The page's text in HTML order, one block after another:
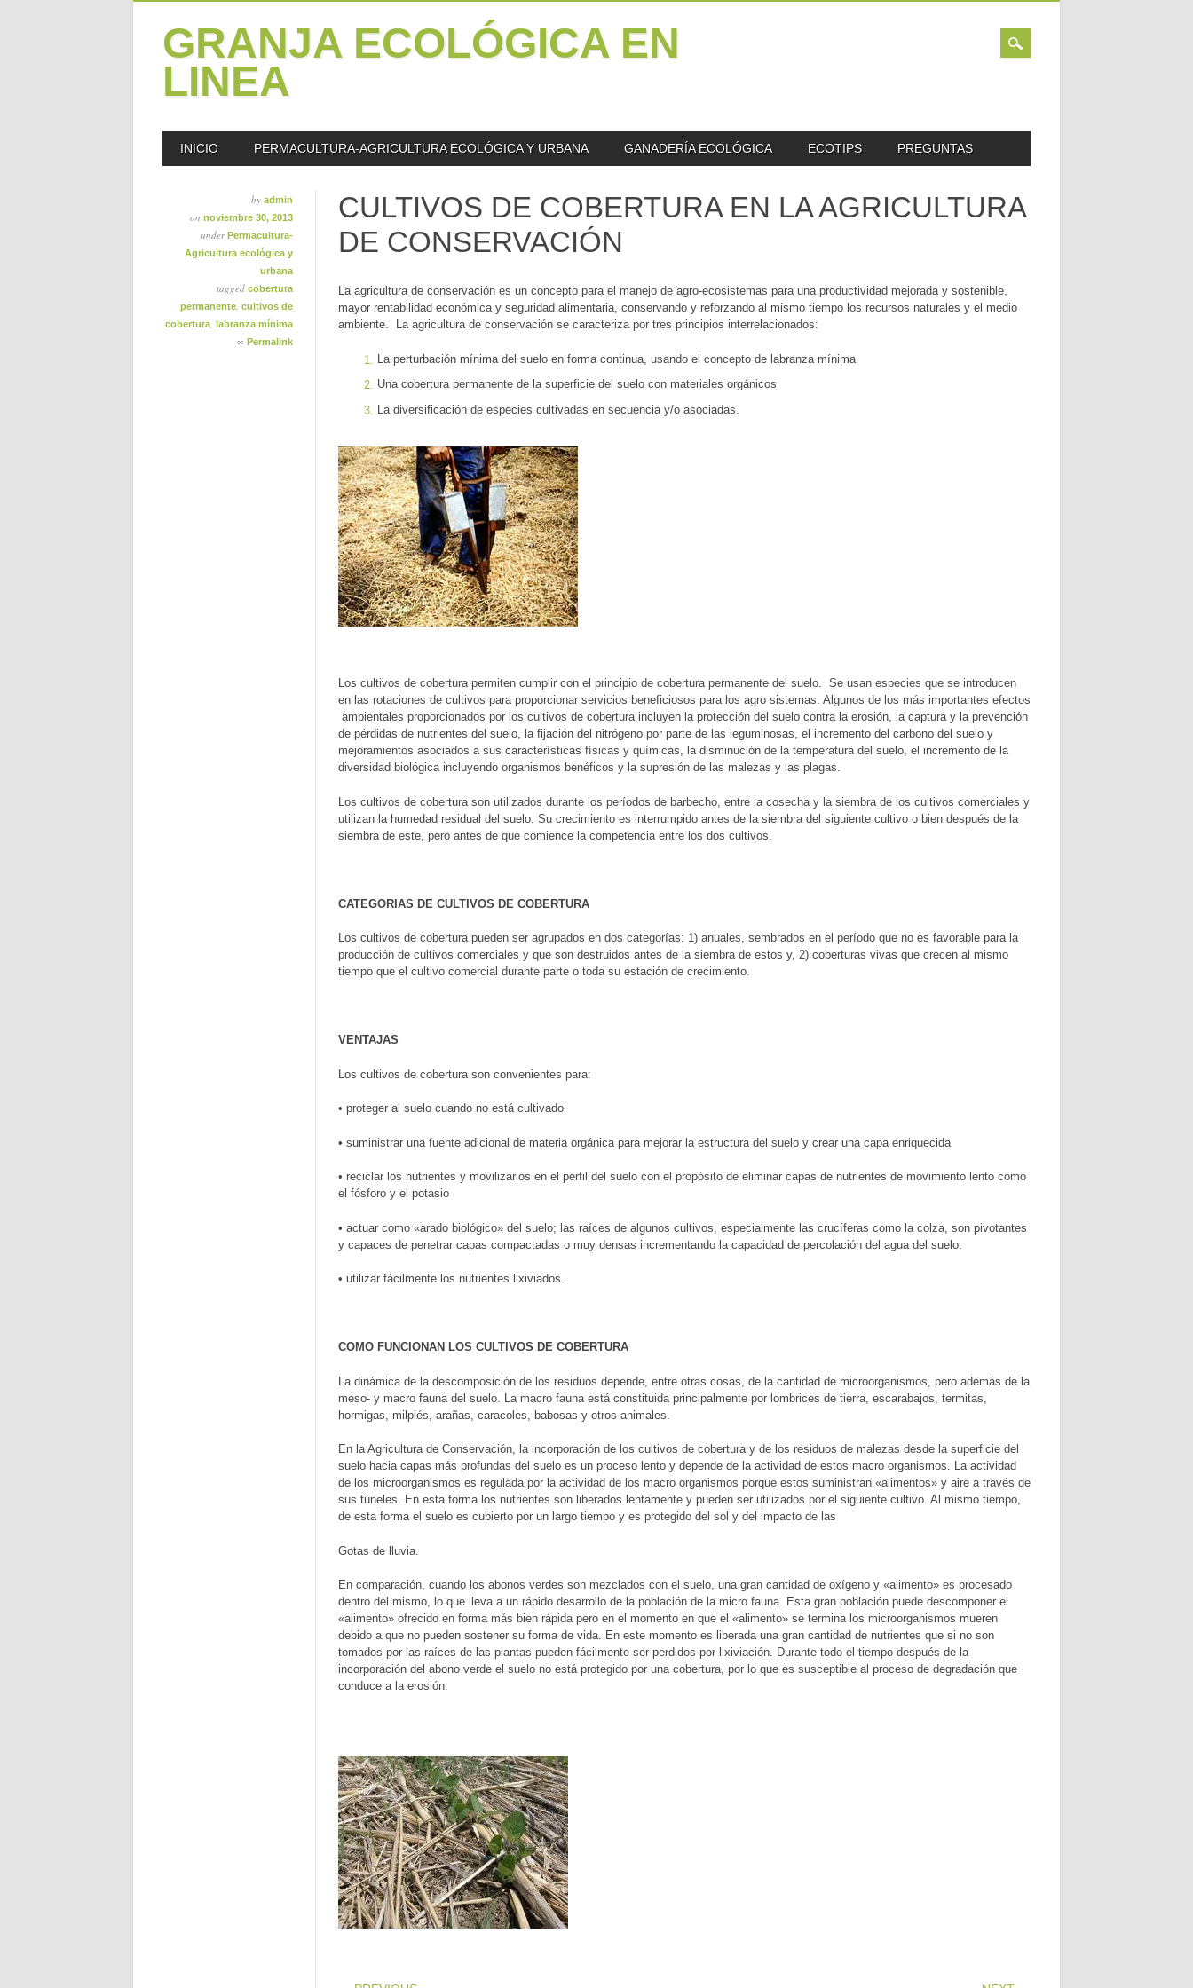
GRANJA ECOLÓGICA EN
LINEA
MAIN MENU
INICIO PERMACULTURA-AGRICULTURA ECOLÓGICA Y URBANA GANADERÍA ECOLÓGICA ECOTIPS PREGUNTAS
by admin
on noviembre 30, 2013
underPermacultura-
Agricultura ecológica y
urbana
tagged cobertura
permanente, cultivos de
cobertura, labranza mínima
∞ Permalink
CULTIVOS DE COBERTURA EN LA AGRICULTURA
DE CONSERVACIÓN
La agricultura de conservación es un concepto para el manejo de agro-ecosistemas para una productividad mejorada y sostenible,
mayor rentabilidad económica y seguridad alimentaria, conservando y reforzando al mismo tiempo los recursos naturales y el medio
ambiente. La agricultura de conservación se caracteriza por tres principios interrelacionados:
La perturbación mínima del suelo en forma continua, usando el concepto de labranza mínima
Una cobertura permanente de la superficie del suelo con materiales orgánicos
La diversificación de especies cultivadas en secuencia y/o asociadas.
Los cultivos de cobertura permiten cumplir con el principio de cobertura permanente del suelo. Se usan especies que se introducen
en las rotaciones de cultivos para proporcionar servicios beneficiosos para los agro sistemas. Algunos de los más importantes efectos
ambientales proporcionados por los cultivos de cobertura incluyen la protección del suelo contra la erosión, la captura y la prevención
de pérdidas de nutrientes del suelo, la fijación del nitrógeno por parte de las leguminosas, el incremento del carbono del suelo y
mejoramientos asociados a sus características físicas y químicas, la disminución de la temperatura del suelo, el incremento de la
diversidad biológica incluyendo organismos benéficos y la supresión de las malezas y las plagas.
Los cultivos de cobertura son utilizados durante los períodos de barbecho, entre la cosecha y la siembra de los cultivos comerciales y
utilizan la humedad residual del suelo. Su crecimiento es interrumpido antes de la siembra del siguiente cultivo o bien después de la
siembra de este, pero antes de que comience la competencia entre los dos cultivos.
CATEGORIAS DE CULTIVOS DE COBERTURA
Los cultivos de cobertura pueden ser agrupados en dos categorías: 1) anuales, sembrados en el período que no es favorable para la
producción de cultivos comerciales y que son destruidos antes de la siembra de estos y, 2) coberturas vivas que crecen al mismo
tiempo que el cultivo comercial durante parte o toda su estación de crecimiento.
VENTAJAS
Los cultivos de cobertura son convenientes para:
• proteger al suelo cuando no está cultivado
• suministrar una fuente adicional de materia orgánica para mejorar la estructura del suelo y crear una capa enriquecida
• reciclar los nutrientes y movilizarlos en el perfil del suelo con el propósito de eliminar capas de nutrientes de movimiento lento como
el fósforo y el potasio
• actuar como «arado biológico» del suelo; las raíces de algunos cultivos, especialmente las crucíferas como la colza, son pivotantes
y capaces de penetrar capas compactadas o muy densas incrementando la capacidad de percolación del agua del suelo.
• utilizar fácilmente los nutrientes lixiviados.
COMO FUNCIONAN LOS CULTIVOS DE COBERTURA
La dinámica de la descomposición de los residuos depende, entre otras cosas, de la cantidad de microorganismos, pero además de la
meso- y macro fauna del suelo. La macro fauna está constituida principalmente por lombrices de tierra, escarabajos, termitas,
hormigas, milpiés, arañas, caracoles, babosas y otros animales.
En la Agricultura de Conservación, la incorporación de los cultivos de cobertura y de los residuos de malezas desde la superficie del
suelo hacia capas más profundas del suelo es un proceso lento y depende de la actividad de estos macro organismos. La actividad
de los microorganismos es regulada por la actividad de los macro organismos porque estos suministran «alimentos» y aire a través de
sus túneles. En esta forma los nutrientes son liberados lentamente y pueden ser utilizados por el siguiente cultivo. Al mismo tiempo,
de esta forma el suelo es cubierto por un largo tiempo y es protegido del sol y del impacto de las
Gotas de lluvia.
En comparación, cuando los abonos verdes son mezclados con el suelo, una gran cantidad de oxígeno y «alimento» es procesado
dentro del mismo, lo que lleva a un rápido desarrollo de la población de la micro fauna. Esta gran población puede descomponer el
«alimento» ofrecido en forma más bien rápida pero en el momento en que el «alimento» se termina los microorganismos mueren
debido a que no pueden sostener su forma de vida. En este momento es liberada una gran cantidad de nutrientes que si no son
tomados por las raíces de las plantas pueden fácilmente ser perdidos por lixiviación. Durante todo el tiempo después de la
incorporación del abono verde el suelo no está protegido por una cobertura, por lo que es susceptible al proceso de degradación que
conduce a la erosión.